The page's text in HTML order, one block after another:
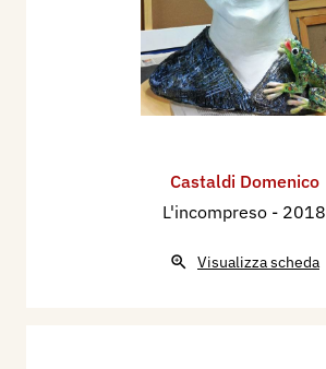
Castaldi Domenico
L'incompreso - 2018
Visualizza scheda